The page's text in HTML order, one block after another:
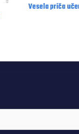
Vesela priča